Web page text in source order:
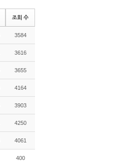
조회 수
3584
3616
3655
4164
3903
4250
4061
400